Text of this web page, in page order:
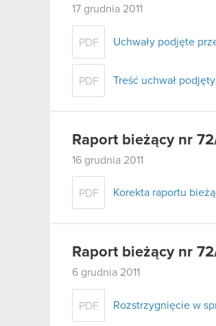
17 grudnia 2011
PDF Uchwały podjęte
PDF Treść uchwał
Raport bieżący nr
16 grudnia 2011
PDF Korekta raportu
Raport bieżący nr
6 grudnia 2011
PDF Rozstrzygnięcie w